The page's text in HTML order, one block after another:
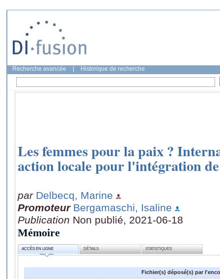
Recherche avancée Historique de recherche
Les femmes pour la paix ?
action locale pour l'intégration
par Delbecq, Marine
Promoteur Bergamaschi, Isaline
Publication Non publié, 2021-06-18
Mémoire
ACCÈS EN LIGNE DÉTAILS STATISTIQUES
Fichier(s) déposé(s) par